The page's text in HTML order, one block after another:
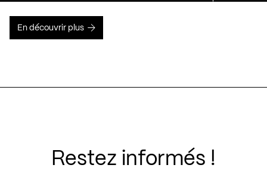
En découvrir plus
Restez informés !